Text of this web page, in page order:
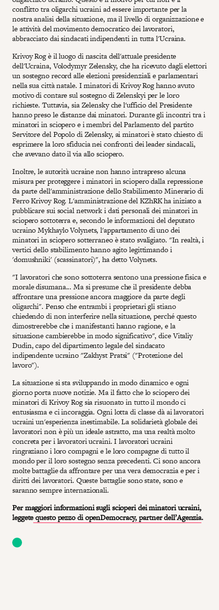
conflitto tra oligarchi ucraini ad essere importante per la
nostra analisi della situazione, ma il livello di organizzazione e
le attività del movimento democratico dei lavoratori,
abbracciato dai sindacati indipendenti in tutta l'Ucraina.
Krivoy Rog è il luogo di nascita dell'attuale presidente
dell'Ucraina, Volodymyr Zelensky, che ha ricevuto dagli elettori
un sostegno record alle elezioni presidenziali e parlamentari
nella sua città natale. I minatori di Krivoy Rog hanno avuto
motivo di contare sul sostegno di Zelenskyi per le loro
richieste. Tuttavia, sia Zelensky che l'ufficio del Presidente
hanno preso le distanze dai minatori. Durante gli incontri tra i
minatori in sciopero e i membri del Parlamento del partito
Servitore del Popolo di Zelensky, ai minatori è stato chiesto di
esprimere la loro sfiducia nei confronti dei leader sindacali,
che avevano dato il via allo sciopero.
Inoltre, le autorità ucraine non hanno intrapreso alcuna
misura per proteggere i minatori in sciopero dalla repressione
da parte dell'amministrazione dello Stabilimento Minerario di
Ferro Krivoy Rog. L'amministrazione del KZhRK ha iniziato a
pubblicare sui social network i dati personali dei minatori in
sciopero sottoterra e, secondo le informazioni del deputato
ucraino Mykhaylo Volynets, l'appartamento di uno dei
minatori in sciopero sotterraneo è stato svaligiato. "In realtà, i
vertici dello stabilimento hanno agito legittimando i
'domushniki' (scassinatori)", ha detto Volynets.
"I lavoratori che sono sottoterra sentono una pressione fisica e
morale disumana... Ma si presume che il presidente debba
affrontare una pressione ancora maggiore da parte degli
oligarchi". Penso che entrambi i proprietari gli stiano
chiedendo di non interferire nella situazione, perché questo
dimostrerebbe che i manifestanti hanno ragione, e la
situazione cambierebbe in modo significativo", dice Vitaliy
Dudin, capo del dipartimento legale del sindacato
indipendente ucraino "Zakhyst Pratsi" ("Protezione del
lavoro").
La situazione si sta sviluppando in modo dinamico e ogni
giorno porta nuove notizie. Ma il fatto che lo sciopero dei
minatori di Krivoy Rog sia risuonato in tutto il mondo ci
entusiasma e ci incoraggia. Ogni lotta di classe dà ai lavoratori
ucraini un'esperienza inestimabile. La solidarietà globale dei
lavoratori non è più un ideale astratto, ma una realtà molto
concreta per i lavoratori ucraini. I lavoratori ucraini
ringraziano i loro compagni e le loro compagne di tutto il
mondo per il loro sostegno senza precedenti. Ci sono ancora
molte battaglie da affrontare per una vera democrazia e per i
diritti dei lavoratori. Queste battaglie sono state, sono e
saranno sempre internazionali.
Per maggiori informazioni sugli scioperi dei minatori ucraini,
leggetequesto pezzo di openDemocracy, partner dell’Agenzia.